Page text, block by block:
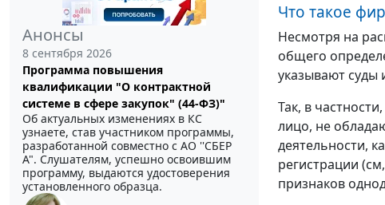
Анонсы
8 сентября 2026
Программа повышения
квалификации "О контрактной
системе в сфере закупок" (44-ФЗ)"
Об актуальных изменениях в КС
узнаете, став участником программы,
разработанной совместно с АО ''СБЕР
А". Слушателям, успешно освоившим
программу, выдаются удостоверения
установленного образца.
Что такое
Несмотря на
общего
указывают суды
Так, в
лицо, не
деятельности,
регистрации
признаков